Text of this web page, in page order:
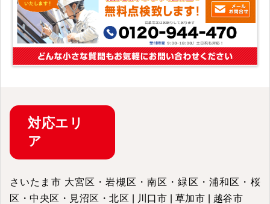
対応エリ
ア
さいたま市 大宮区・岩槻区・南区・緑区・浦和区・桜
区・中央区・見沼区・北区 | 川口市 | 草加市 | 越谷市